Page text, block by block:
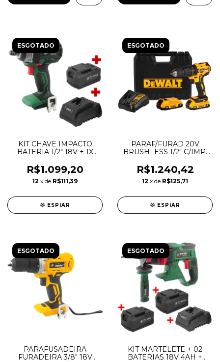
ESGOTADO
KIT CHAVE IMPACTO
BATERIA 1/2" 18V + 1X
R$1.099,20
12 x de R$111,39
ESPIAR
ESGOTADO
PARAF/FURAD 20V
BRUSHLESS 1/2" C/IMP.
BIV. DCD7781D2-BR
DEWALT
R$1.240,42
12 x de R$125,71
ESPIAR
ESGOTADO
PARAFUSADEIRA
FURADEIRA 3/8" 18V
ESGOTADO
KIT MARTELETE + 02
BATERIAS 18V 4AH +